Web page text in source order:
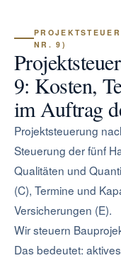
NR. 9)
9: Kosten,
im Auftrag
Projektsteuerung
Steuerung der fünf
Qualitäten und
(C), Termine und
Versicherungen (E).
Wir steuern
Das bedeutet: